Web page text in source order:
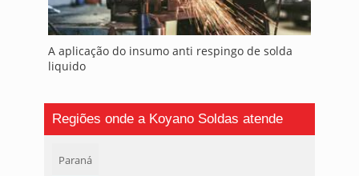
A aplicação do insumo anti respingo de solda
liquido
Regiões onde a Koyano Soldas atende
Paraná